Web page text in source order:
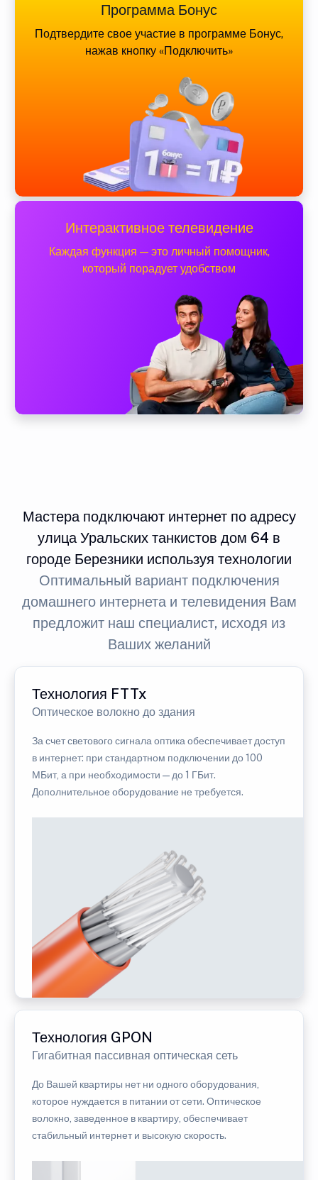
Программа Бонус
Подтвердите свое участие в программе Бонус,
нажав кнопку «Подключить»
Интерактивное телевидение
Каждая функция — это личный помощник,
который порадует удобством
Мастера подключают интернет по адресу
улица Уральских танкистов дом 64 в
городе Березники используя технологии
Оптимальный вариант подключения
домашнего интернета и телевидения Вам
предложит наш специалист, исходя из
Ваших желаний
Технология FTTx
Оптическое волокно до здания
За счет светового сигнала оптика обеспечивает доступ
в интернет: при стандартном подключении до 100
МБит, а при необходимости — до 1 ГБит.
Дополнительное оборудование не требуется.
Технология GPON
Гигабитная пассивная оптическая сеть
До Вашей квартиры нет ни одного оборудования,
которое нуждается в питании от сети. Оптическое
волокно, заведенное в квартиру, обеспечивает
стабильный интернет и высокую скорость.